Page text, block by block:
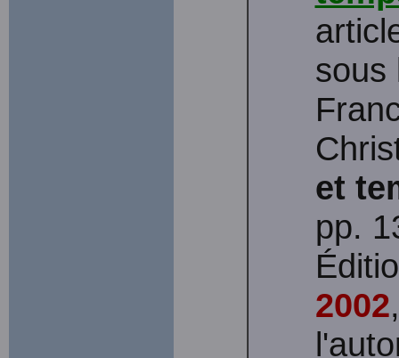
sous
et
pp.
2002